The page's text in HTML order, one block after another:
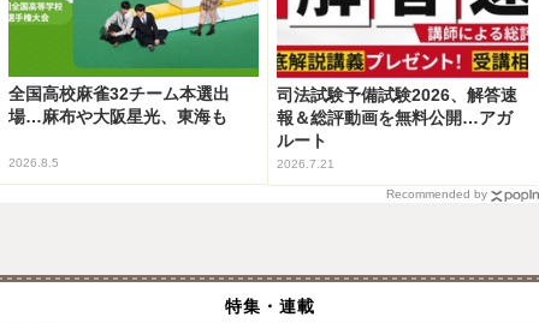
全国高校麻雀32チーム本選出
場…麻布や大阪星光、東海も
2026.8.5
司法試験予備試験2026、解答速
報＆総評動画を無料公開…アガ
ルート
2026.7.21
Recommended by
特集・連載